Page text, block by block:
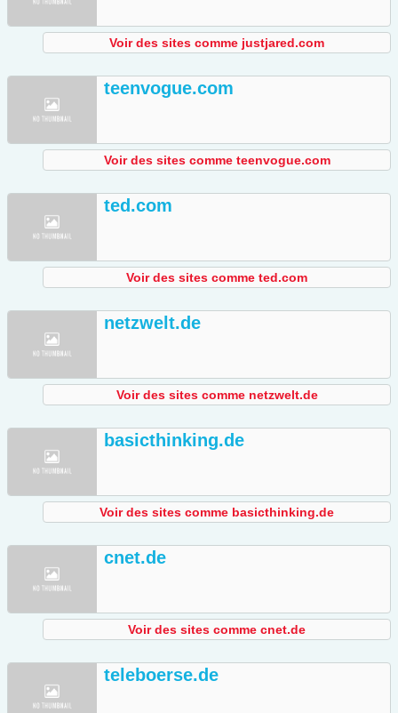
Voir des sites comme justjared.com
teenvogue.com
Voir des sites comme teenvogue.com
ted.com
Voir des sites comme ted.com
netzwelt.de
Voir des sites comme netzwelt.de
basicthinking.de
Voir des sites comme basicthinking.de
cnet.de
Voir des sites comme cnet.de
teleboerse.de